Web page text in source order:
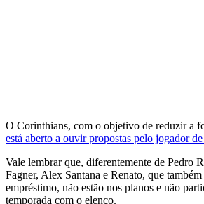
O Corinthians, com o objetivo de reduzir a
está aberto a ouvir propostas pelo jogador
Vale lembrar que, diferentemente de Pedro
Fagner, Alex Santana e Renato, que
empréstimo, não estão nos planos e não
temporada com o elenco.